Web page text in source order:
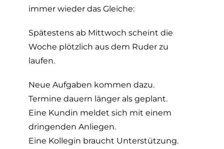
immer wieder das Gleiche:
Spätestens ab Mittwoch scheint die
Woche plötzlich aus dem Ruder zu
laufen.
Neue Aufgaben kommen dazu.
Termine dauern länger als geplant.
Eine Kundin meldet sich mit einem
dringenden Anliegen.
Eine Kollegin braucht Unterstützung.